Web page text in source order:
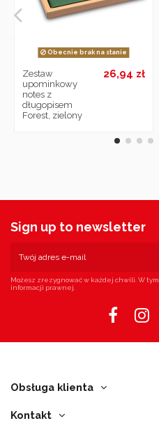
Obecnie brak na stanie
Zestaw
upominkowy
notes z
długopisem
Forest, zielony
26,94 zł
Sign up to newsletter
Możesz zrezygnować w każdej chwili. W
informacji prawnej.
Obsługa klienta
Kontakt